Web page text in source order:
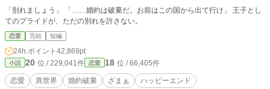
「別れましょう」 「……婚約は破棄だ。お前はこの国から出て行け」 王子とし
てのプライドが、ただの別れを許さない。
恋愛 完結 短編
24h.ポイント 42,869pt
小説 20 位 / 229,041件 恋愛 18 位 / 66,405件
恋愛 異世界 婚約破棄 ざまぁ ハッピーエンド